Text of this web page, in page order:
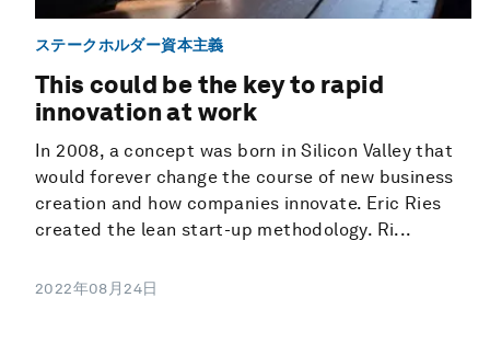
ステークホルダー資本主義
This could be the key to rapid
innovation at work
In 2008, a concept was born in Silicon Valley that
would forever change the course of new business
creation and how companies innovate. Eric Ries
created the lean start-up methodology. Ri...
2022年08月24日